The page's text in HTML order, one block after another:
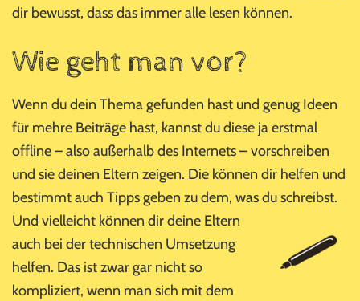
dir bewusst, dass das immer alle lesen können.
Wie geht man vor?
Wenn du dein Thema gefunden hast und genug Ideen
für mehre Beiträge hast, kannst du diese ja erstmal
offline – also außerhalb des Internets – vorschreiben
und sie deinen Eltern zeigen. Die können dir helfen und
bestimmt auch Tipps geben zu dem, was du schreibst.
Und vielleicht können dir deine Eltern
auch bei der technischen Umsetzung
helfen. Das ist zwar gar nicht so
kompliziert, wenn man sich mit dem